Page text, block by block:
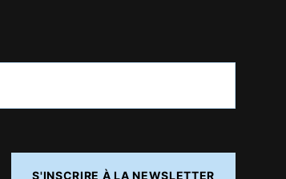
S'INSCRIRE À LA NEWSLETTER